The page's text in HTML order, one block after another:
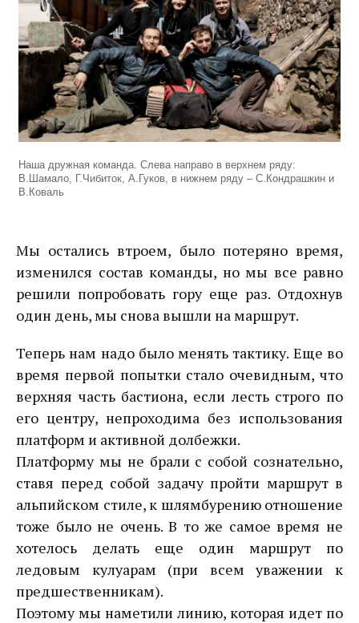
Наша дружная команда. Слева направо в верхнем ряду:
В.Шамало, Г.Чибиток, А.Гуков, в нижнем ряду – С.Кондрашкин и
В.Коваль
Мы остались втроем, было потеряно время,
изменился состав команды, но мы все равно
решили попробовать гору еще раз. Отдохнув
один день, мы снова вышли на маршрут.
Теперь нам надо было менять тактику. Еще во
время первой попытки стало очевидным, что
верхняя часть бастиона, если лесть строго по
его центру, непроходима без использования
платформ и активной долбежки.
Платформу мы не брали с собой сознательно,
ставя перед собой задачу пройти маршрут в
альпийском стиле, к шлямбурению отношение
тоже было не очень. В то же самое время не
хотелось делать еще один маршрут по
ледовым кулуарам (при всем уважении к
предшественникам).
Поэтому мы наметили линию, которая идет по